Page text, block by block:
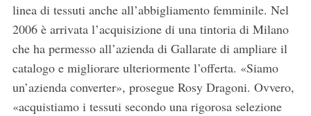
linea di tessuti anche all’abbigliamento femminile. Nel
2006 è arrivata l’acquisizione di una tintoria di Milano
che ha permesso all’azienda di Gallarate di ampliare il
catalogo e migliorare ulteriormente l’offerta. «Siamo
un’azienda converter», prosegue Rosy Dragoni. Ovvero,
«acquistiamo i tessuti secondo una rigorosa selezione